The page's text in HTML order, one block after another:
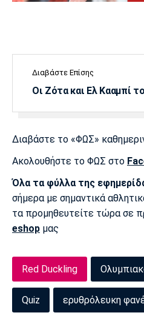
Running
Μπαρτσελόνα
Ρεάλ
Μάντσεστερ
Γιουνάιτεντ
Τσέλσι
Λίβερπουλ
Σίτι
Διαβάστε Επίσης
Οι Ζότα και Ελ Κααμπί
Διαβάστε το «ΦΩΣ»
Ακολουθήστε το ΦΩΣ στο
Όλα τα φύλλα της
σήμερα με σημαντικά
τα προμηθευτείτε τώρα σε
eshop μας
Red Duckling
Quiz ερυθρόλευκη